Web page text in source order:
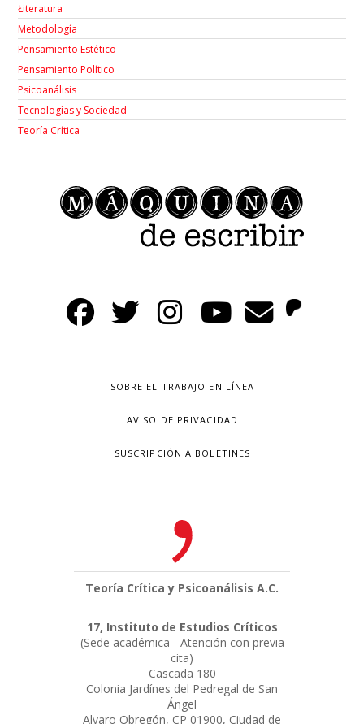
Łiteratura
Metodología
Pensamiento Estético
Pensamiento Político
Psicoanálisis
Tecnologías y Sociedad
Teoría Crítica
SOBRE EL TRABAJO EN LÍNEA
AVISO DE PRIVACIDAD
SUSCRIPCIÓN A BOLETINES
Teoría Crítica y Psicoanálisis A.C.
17, Instituto de Estudios Críticos
(Sede académica - Atención con previa
cita)
Cascada 180
Colonia Jardínes del Pedregal de San
Ángel
Alvaro Obregón, CP 01900, Ciudad de